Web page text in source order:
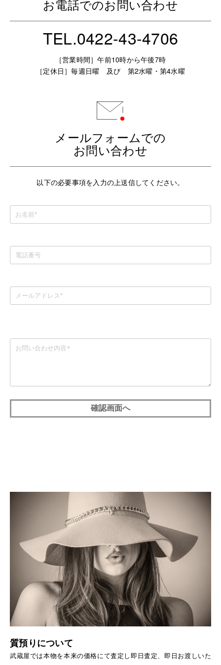
お電話でのお問い合わせ
TEL.0422-43-4706
［営業時間］午前10時から午後7時
［定休日］毎週日曜 及び 第2水曜・第4水曜
メールフォームでの
お問い合わせ
以下の必要事項を入力の上送信してください。
質預りについて
武蔵屋では本物を本来の価格にて査定し即日査定、即日お渡しいた